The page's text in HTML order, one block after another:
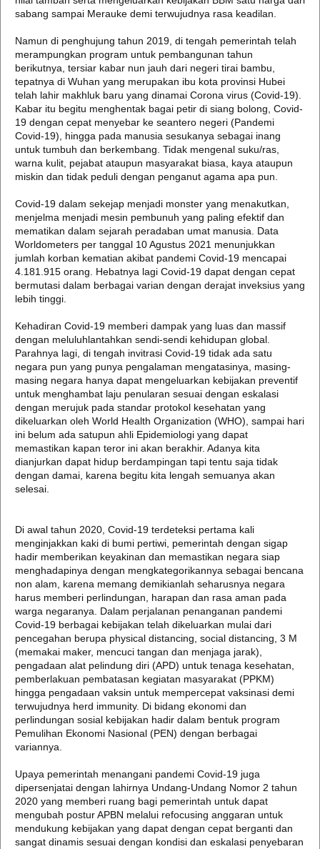
sabang sampai Merauke demi terwujudnya rasa keadilan.
Namun di penghujung tahun 2019, di tengah pemerintah telah
merampungkan program untuk pembangunan tahun
berikutnya, tersiar kabar nun jauh dari negeri tirai bambu,
tepatnya di Wuhan yang merupakan ibu kota provinsi Hubei
telah lahir makhluk baru yang dinamai Corona virus (Covid-19).
Kabar itu begitu menghentak bagai petir di siang bolong, Covid-
19 dengan cepat menyebar ke seantero negeri (Pandemi
Covid-19), hingga pada manusia sesukanya sebagai inang
untuk tumbuh dan berkembang. Tidak mengenal suku/ras,
warna kulit, pejabat ataupun masyarakat biasa, kaya ataupun
miskin dan tidak peduli dengan penganut agama apa pun.
Covid-19 dalam sekejap menjadi monster yang menakutkan,
menjelma menjadi mesin pembunuh yang paling efektif dan
mematikan dalam sejarah peradaban umat manusia. Data
Worldometers per tanggal 10 Agustus 2021 menunjukkan
jumlah korban kematian akibat pandemi Covid-19 mencapai
4.181.915 orang. Hebatnya lagi Covid-19 dapat dengan cepat
bermutasi dalam berbagai varian dengan derajat inveksius yang
lebih tinggi.
Kehadiran Covid-19 memberi dampak yang luas dan massif
dengan meluluhlantahkan sendi-sendi kehidupan global.
Parahnya lagi, di tengah invitrasi Covid-19 tidak ada satu
negara pun yang punya pengalaman mengatasinya, masing-
masing negara hanya dapat mengeluarkan kebijakan preventif
untuk menghambat laju penularan sesuai dengan eskalasi
dengan merujuk pada standar protokol kesehatan yang
dikeluarkan oleh World Health Organization (WHO), sampai hari
ini belum ada satupun ahli Epidemiologi yang dapat
memastikan kapan teror ini akan berakhir. Adanya kita
dianjurkan dapat hidup berdampingan tapi tentu saja tidak
dengan damai, karena begitu kita lengah semuanya akan
selesai.
Di awal tahun 2020, Covid-19 terdeteksi pertama kali
menginjakkan kaki di bumi pertiwi, pemerintah dengan sigap
hadir memberikan keyakinan dan memastikan negara siap
menghadapinya dengan mengkategorikannya sebagai bencana
non alam, karena memang demikianlah seharusnya negara
harus memberi perlindungan, harapan dan rasa aman pada
warga negaranya. Dalam perjalanan penanganan pandemi
Covid-19 berbagai kebijakan telah dikeluarkan mulai dari
pencegahan berupa physical distancing, social distancing, 3 M
(memakai maker, mencuci tangan dan menjaga jarak),
pengadaan alat pelindung diri (APD) untuk tenaga kesehatan,
pemberlakuan pembatasan kegiatan masyarakat (PPKM)
hingga pengadaan vaksin untuk mempercepat vaksinasi demi
terwujudnya herd immunity. Di bidang ekonomi dan
perlindungan sosial kebijakan hadir dalam bentuk program
Pemulihan Ekonomi Nasional (PEN) dengan berbagai
variannya.
Upaya pemerintah menangani pandemi Covid-19 juga
dipersenjatai dengan lahirnya Undang-Undang Nomor 2 tahun
2020 yang memberi ruang bagi pemerintah untuk dapat
mengubah postur APBN melalui refocusing anggaran untuk
mendukung kebijakan yang dapat dengan cepat berganti dan
sangat dinamis sesuai dengan kondisi dan eskalasi penyebaran